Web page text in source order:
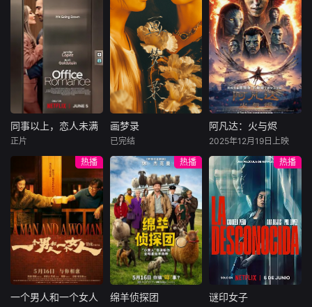
大漠之上，镖人、
官府、西域五大家
族等多方势力盘根
错节、暗潮涌动。
“天字第二号逃犯”
刀马接下特殊押镖
任务，和同伴一起
从西域护镖远赴长
安。不料，他们的
护送对象竟是“天字
郎……天下熙熙皆
为利来，各方势力
闻风入局，抢镖厮
杀接连上演……
穷途末路的天才少
年刘全龙（彭昱畅
饰），被偏执富家
公子陈伦（丁禹兮
饰）选中，被迫踏
入一场为他量身打
造的“换命游戏”。
豪华别墅、名车名
表、神秘女友全部
备齐，在陈伦的精
瞬间拥有顶配人
生。
杰西卡·麦克娜美
过气好莱坞演
员强尼·凯奇（卡尔·
厄本饰）被意外选
中，加入一场决定
地球命运的真人快
打。吉塔娜（阿德
莱恩·鲁道夫饰）、
刀锋索尼娅（杰西
卡·麦克娜美饰）、
饰）、刘康（林路
迪饰）、贾克斯（
同事以上，恋人未满
贝蒂·吉尔平
洛佩兹饰演的航空
公司 和戈德斯坦饰
演的律师因职业合
作的契机发展出了
恋爱，而如果两人
从心出发、不循规
蹈矩，他们的工作
可能被毁掉，要何
同事以上，恋人未满
正片
画梦录
林柏叡
民国的上海滩，身
怀绝技的孤女画师
许雁真，意外与身
陷危局的融汇银行
总账姜心羽产生交
集。姜心羽遭人陷
害，只得与许雁真
结盟，彼时银行欲
将国宝名画低价卖
画梦录
已完结
阿凡达：火与烬
佐伊·索尔达娜
西格妮·韦弗
影片聚焦杰克·萨利
与奈蒂莉一家的命
运起伏，在前作的
情感余波之上，深
刻描绘一个家族在
战火中如何成长、
并共同守护血脉相
连的情感纽带的历
阿凡达：火与烬
2025年12月19日上映
热播
一个男人和一个女人
一个男人和一个女人
热播
绵羊侦探团
绵羊侦探团
热播
谜印女子
谜印女子